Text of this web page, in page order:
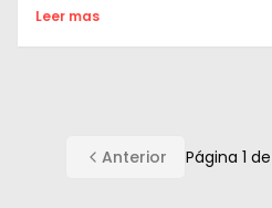
Leer mas
Anterior Página 1 de